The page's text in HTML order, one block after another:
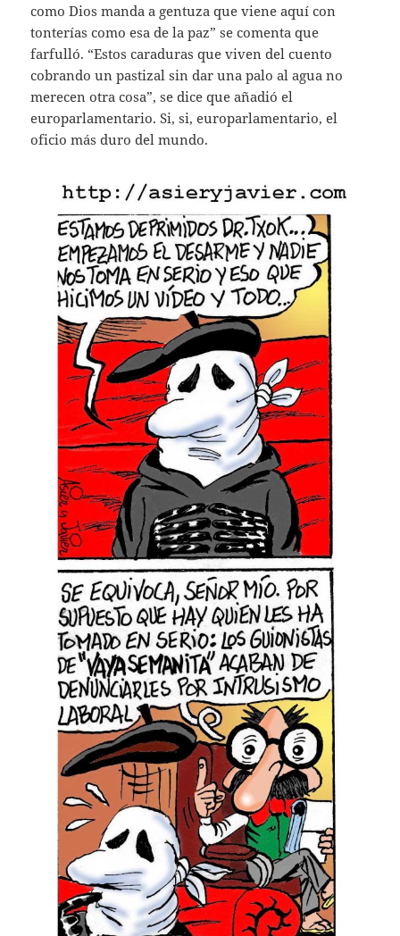
como Dios manda a gentuza que viene aquí con
tonterías como esa de la paz” se comenta que
farfulló. “Estos caraduras que viven del cuento
cobrando un pastizal sin dar una palo al agua no
merecen otra cosa”, se dice que añadió el
europarlamentario. Si, si, europarlamentario, el
oficio más duro del mundo.